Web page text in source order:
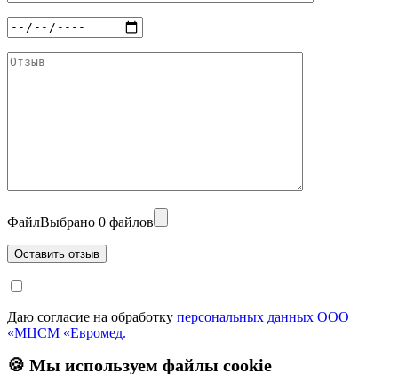
ФайлВыбрано 0 файлов
Даю согласие на обработку персональных данных ООО
«МЦСМ «Евромед.
🍪 Мы используем файлы cookie